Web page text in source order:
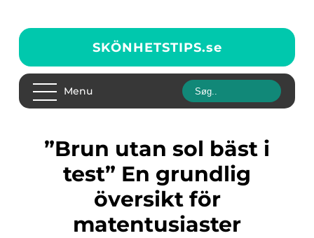
SKÖNHETSTIPS.se
Menu
”Brun utan sol bäst i
test” En grundlig
översikt för
matentusiaster